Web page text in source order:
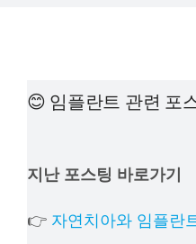
😊 임플란트 관련 포
지난 포스팅 바로가기
👉 자연치아와 임플란